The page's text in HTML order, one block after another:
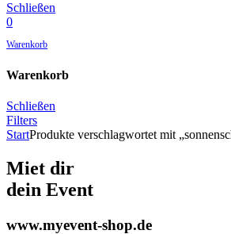
Schließen
0
Warenkorb
Warenkorb
Schließen
Filters
StartProdukte verschlagwortet mit
Miet dir
dein Event
www.myevent-shop.de